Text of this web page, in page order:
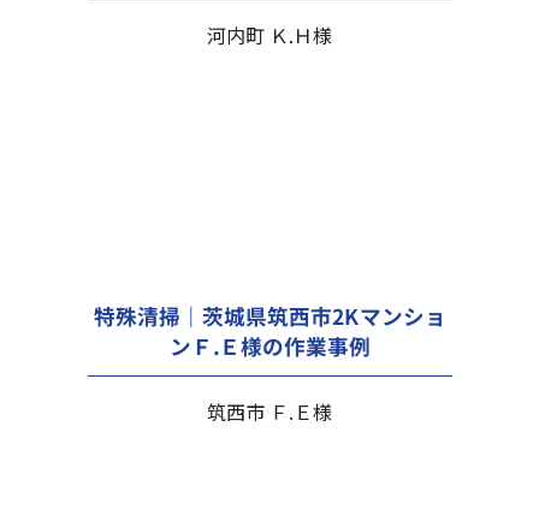
河内町 Ｋ.Ｈ様
特殊清掃｜茨城県筑西市2Kマンショ
ンＦ.Ｅ様の作業事例
筑西市 Ｆ.Ｅ様